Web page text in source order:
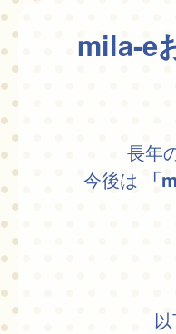
mila-e
長年
今後は
「